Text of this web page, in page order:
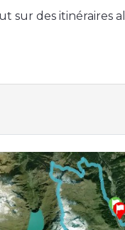
sur des itinéraires